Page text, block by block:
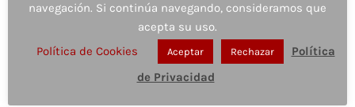
Guardar mi nombre, email y sitio web en este
navegador para la próxima vez que comente.
navegación. Si continúa navegando, consideramos que
acepta su uso.
Política de Cookies
Aceptar Rechazar
Política
de Privacidad